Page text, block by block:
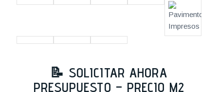
📝 SOLICITAR AHORA
PRESUPUESTO – PRECIO M2